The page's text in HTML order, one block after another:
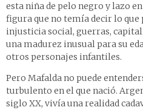
esta niña de pelo negro y lazo
figura que no temía decir lo que
injusticia social, guerras,
una madurez inusual para su
otros personajes infantiles.
Pero Mafalda no puede
turbulento en el que nació.
siglo XX, vivía una realidad